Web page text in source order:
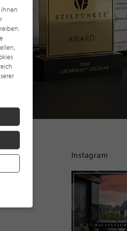
Instagram
ihnen